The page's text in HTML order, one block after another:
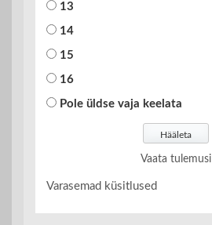
13
14
15
16
Pole üldse vaja keelata
Vaata tulemusi
Varasemad küsitlused